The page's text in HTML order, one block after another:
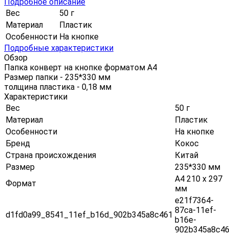
Вес
50 г
Материал
Пластик
Особенности На кнопке
Подробные характеристики
Обзор
Папка конверт на кнопке форматом А4
Размер папки - 235*330 мм
толщина пластика - 0,18 мм
Характеристики
Вес
50 г
Материал
Пластик
Особенности
На кнопке
Бренд
Кокос
Страна происхождения
Китай
Размер
235*330 мм
Формат
А4 210 х 297
мм
d1fd0a99_8541_11ef_b16d_902b345a8c461
e21f7364-
87ca-11ef-
b16e-
902b345a8c46